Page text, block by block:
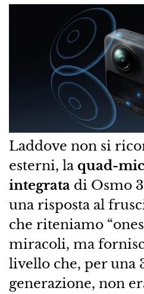
Laddove non si
esterni, la quad-
integratadi Osmo
una risposta al
che riteniamo
miracoli, ma
livello che, per una
generazione, non